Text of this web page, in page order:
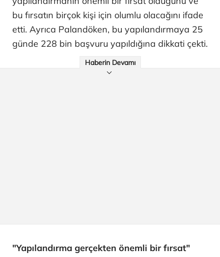
bu fırsatın birçok kişi için olumlu olacağını ifade
etti. Ayrıca Palandöken, bu yapılandırmaya 25
günde 228 bin başvuru yapıldığına dikkati çekti.
Haberin Devamı
"Yapılandırma gerçekten önemli bir fırsat"